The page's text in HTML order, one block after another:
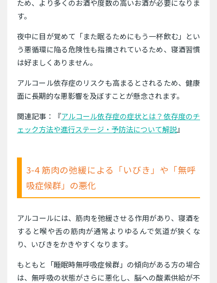
ため、より多くのお酒や度数の高いお酒が必要になりま
す。
夜中に目が覚めて「また眠るためにもう一杯飲む」とい
う悪循環に陥る危険性も指摘されているため、寝酒習慣
は好ましくありません。
アルコール依存症のリスクも高まるとされるため、健康
面に長期的な悪影響を及ぼすことが懸念されます。
関連記事：『アルコール依存症の症状とは？依存度のチ
ェック方法や進行ステージ・予防法について解説』
3-4 筋肉の弛緩による「いびき」や「無呼
吸症候群」の悪化
アルコールには、筋肉を弛緩させる作用があり、寝酒を
すると喉や舌の筋肉が通常よりゆるんで気道が狭くな
り、いびきをかきやすくなります。
もともと「睡眠時無呼吸症候群」の傾向がある方の場合
は、無呼吸の状態がさらに悪化し、脳への酸素供給が不